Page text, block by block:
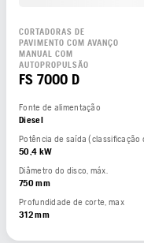
CORTADORAS DE
PAVIMENTO COM AVANÇO
MANUAL COM
AUTOPROPULSÃO
FS 7000 D
Fonte de alimentação
Diesel
50,4 kW
Diâmetro do disco, máx.
750 mm
Profundidade de corte, max
312 mm